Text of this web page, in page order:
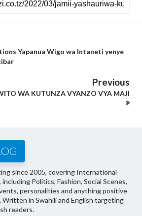
Yapanua Wigo wa Intaneti yenye
Previous
WA KUTUNZA VYANZO VYA MAJI
since 2005, covering International
Politics, Fashion, Social Scenes,
personalities and anything positive
in Swahili and English targeting
readers.